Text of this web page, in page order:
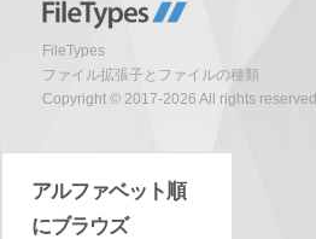
FileTypes
ファイル拡張子とファイルの種類
Copyright © 2017-2026 All rights reserved
アルファベット順
にブラウズ